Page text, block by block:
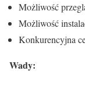
Możliwość
Możliwość
Konkurencyjna
Wady: